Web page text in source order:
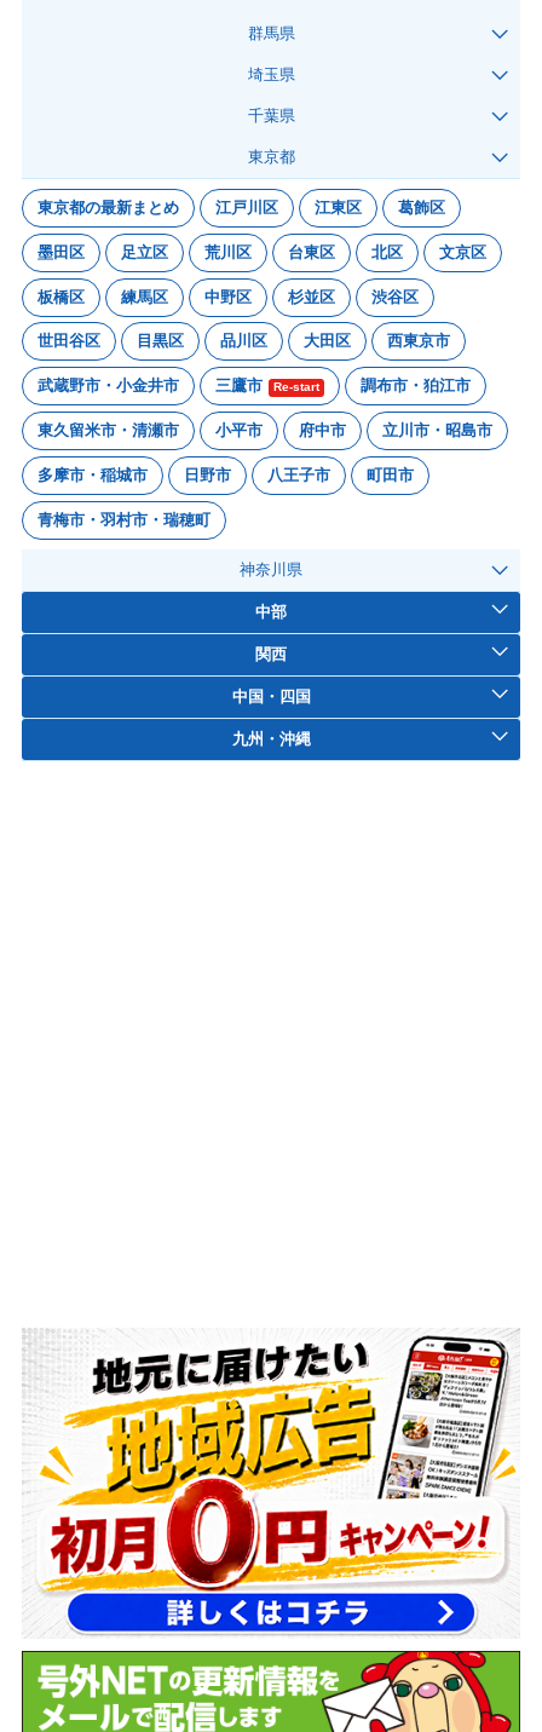
群馬県
埼玉県
千葉県
東京都
東京都の最新まとめ 江戸川区 江東区 葛飾区
墨田区 足立区 荒川区 台東区 北区 文京区
板橋区 練馬区 中野区 杉並区 渋谷区
世田谷区 目黒区 品川区 大田区 西東京市
武蔵野市・小金井市 三鷹市 Re-start 調布市・狛江市
東久留米市・清瀬市 小平市 府中市 立川市・昭島市
多摩市・稲城市 日野市 八王子市 町田市
青梅市・羽村市・瑞穂町
神奈川県
中部
関西
中国・四国
九州・沖縄